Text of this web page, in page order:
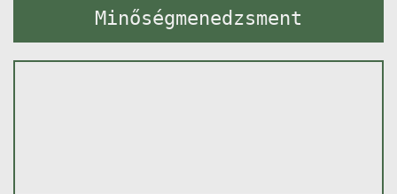
Minőségmenedzsment